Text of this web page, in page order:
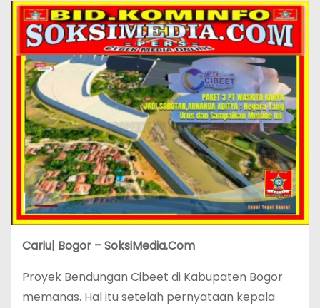
Cariu| Bogor – SoksiMedia.Com
Proyek Bendungan Cibeet di Kabupaten Bogor
memanas. Hal itu setelah pernyataan kepala